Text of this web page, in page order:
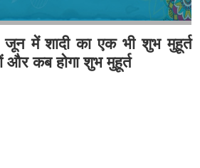
में शादी का एक भी शुभ मुहूर्त
और कब होगा शुभ मुहूर्त